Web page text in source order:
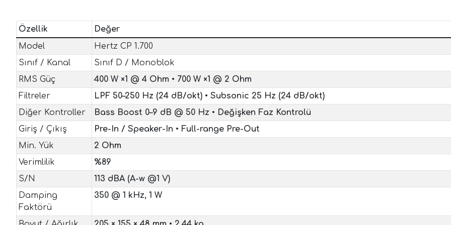
Özellik
Değer
Model
Hertz CP 1.700
Sınıf / Kanal
Sınıf D / Monoblok
RMS Güç
400 W ×1 @ 4 Ohm • 700 W ×1 @ 2 Ohm
Filtreler
LPF 50–250 Hz (24 dB/okt) • Subsonic 25 Hz (24 dB/okt)
Diğer Kontroller
Bass Boost 0–9 dB @ 50 Hz • Değişken Faz Kontrolü
Giriş / Çıkış
Pre-In / Speaker-In • Full-range Pre-Out
Min. Yük
2 Ohm
Verimlilik
%89
S/N
113 dBA (A-w @1 V)
Damping
Faktörü
350 @ 1 kHz, 1 W